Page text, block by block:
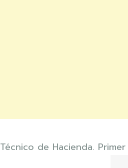
Técnico de Hacienda. Primer